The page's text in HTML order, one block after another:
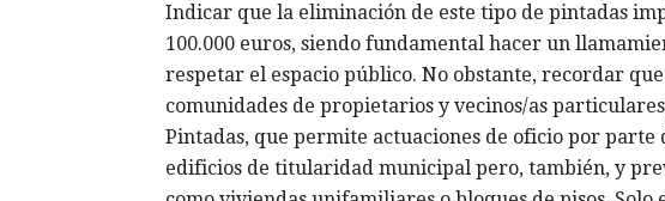
Indicar que la eliminación de este tipo de pintadas
100.000 euros, siendo fundamental hacer un
respetar el espacio público. No obstante, recordar
comunidades de propietarios y vecinos/as
Pintadas, que permite actuaciones de oficio por
edificios de titularidad municipal pero, también, y